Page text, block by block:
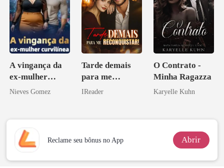
A vingança da
ex-mulher
curvilínea
Nieves Gomez
Tarde demais
para me
reconquistar!
IReader
O Contrato -
Minha Ragazza
Karyelle Kuhn
Reclame seu bônus no App Abrir